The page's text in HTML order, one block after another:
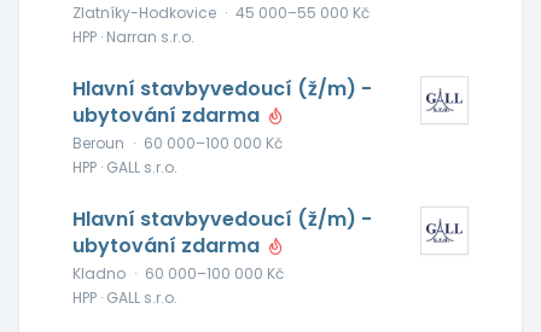
Zlatníky-Hodkovice · 45 000–55 000 Kč
HPP · Narran s.r.o.
Hlavní stavbyvedoucí (ž/m) -
ubytování zdarma
Beroun · 60 000–100 000 Kč
HPP · GALL s.r.o.
Hlavní stavbyvedoucí (ž/m) -
ubytování zdarma
Kladno · 60 000–100 000 Kč
HPP · GALL s.r.o.